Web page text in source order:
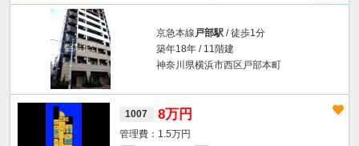
京急本線戸部駅 / 徒歩1分
築年18年 / 11階建
神奈川県横浜市西区戸部本町
1007 8万円
1.5万円